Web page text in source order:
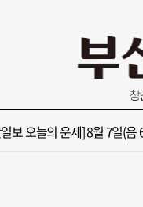
파크골프장 일찍 개장했더니
일보 오늘의 운세] 8월 7일(음
보 오늘의 운세] 8월 6일(음